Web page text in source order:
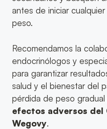
antes de iniciar
peso.
Recomendamos la
endocrinólogos y
para garantizar
salud y el bienestar del
pérdida de peso gradual
efectos adversos del
Wegovy.